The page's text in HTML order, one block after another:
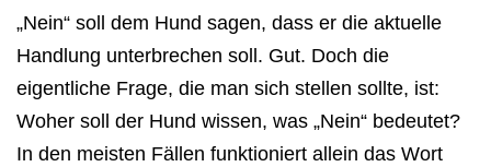
„Nein“ soll dem Hund sagen, dass er die aktuelle
Handlung unterbrechen soll. Gut. Doch die
eigentliche Frage, die man sich stellen sollte, ist:
Woher soll der Hund wissen, was „Nein“ bedeutet?
In den meisten Fällen funktioniert allein das Wort